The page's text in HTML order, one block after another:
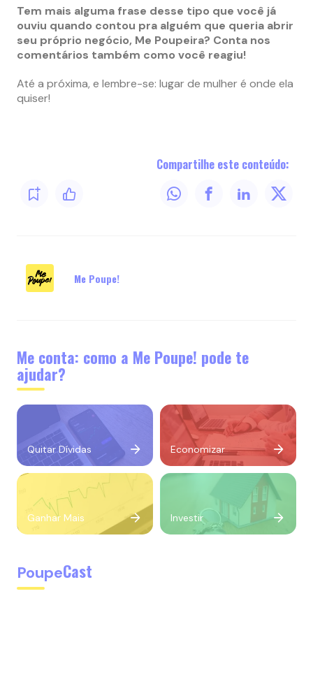
Tem mais alguma frase desse tipo que você já
ouviu quando contou pra alguém que queria abrir
seu próprio negócio, Me Poupeira? Conta nos
comentários também como você reagiu!
Até a próxima, e lembre-se: lugar de mulher é onde ela
quiser!
Compartilhe este conteúdo:
Me Poupe!
Me conta: como a Me Poupe! pode te
ajudar?
Quitar Dívidas Economizar
Ganhar Mais Investir
PoupeCast